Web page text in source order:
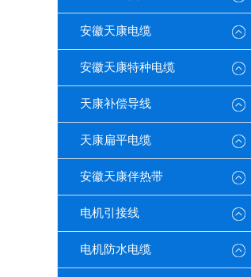
安徽天康电缆
安徽天康特种电缆
天康补偿导线
天康扁平电缆
安徽天康伴热带
电机引接线
电机防水电缆